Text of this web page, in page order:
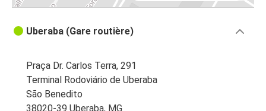
Uberaba (Gare routière)
Praça Dr. Carlos Terra, 291
Terminal Rodoviário de Uberaba
São Benedito
38020-39 Uberaba, MG